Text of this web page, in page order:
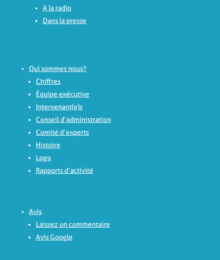
A la radio
Dans la presse
Qui sommes nous?
Chiffres
Équipe exécutive
Intervenant(e)s
Conseil d’administration
Comité d’experts
Histoire
Logo
Rapports d’activité
Avis
Laissez un commentaire
Avis Google